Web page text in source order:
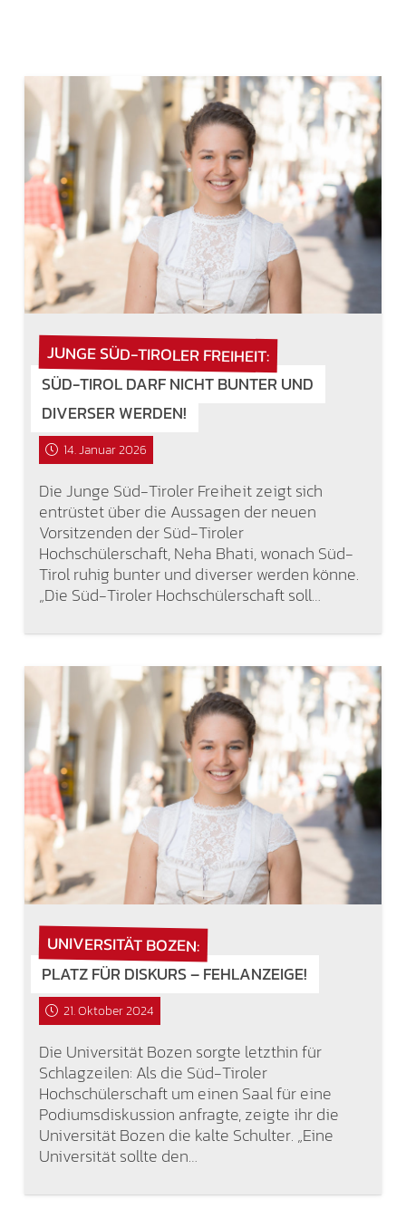
JUNGE SÜD-TIROLER FREIHEIT:
SÜD-TIROL DARF NICHT BUNTER UND
DIVERSER WERDEN!
14. Januar 2026
Die Junge Süd-Tiroler Freiheit zeigt sich
entrüstet über die Aussagen der neuen
Vorsitzenden der Süd-Tiroler
Hochschülerschaft, Neha Bhati, wonach Süd-
Tirol ruhig bunter und diverser werden könne.
„Die Süd-Tiroler Hochschülerschaft soll…
UNIVERSITÄT BOZEN:
PLATZ FÜR DISKURS – FEHLANZEIGE!
21. Oktober 2024
Die Universität Bozen sorgte letzthin für
Schlagzeilen: Als die Süd-Tiroler
Hochschülerschaft um einen Saal für eine
Podiumsdiskussion anfragte, zeigte ihr die
Universität Bozen die kalte Schulter. „Eine
Universität sollte den…